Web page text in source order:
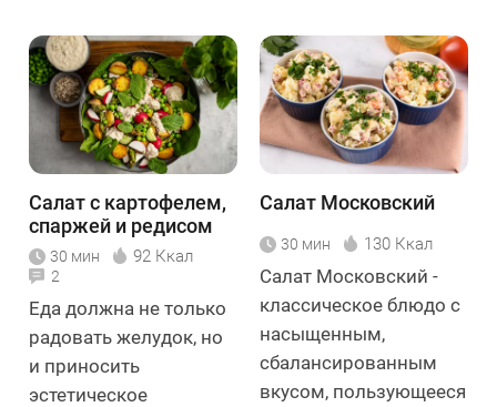
Салат с картофелем,
спаржей и редисом
30 мин 92 Ккал
2
Еда должна не только
радовать желудок, но
и приносить
эстетическое
Салат Московский
30 мин 130 Ккал
Салат Московский -
классическое блюдо с
насыщенным,
сбалансированным
вкусом, пользующееся